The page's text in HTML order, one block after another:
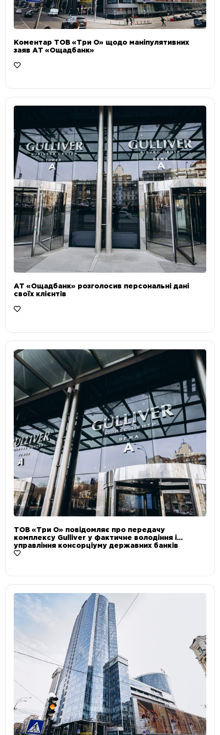
Коментар ТОВ «Три О» щодо маніпулятивних
заяв АТ «Ощадбанк»
АТ «Ощадбанк» розголосив персональні дані
своїх клієнтів
ТОВ «Три О» повідомляє про передачу
комплексу Gulliver у фактичне володіння і
управління консорціуму державних банків